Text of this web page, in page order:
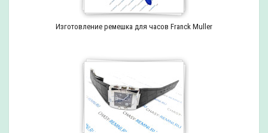
Изготовление ремешка для часов Franck Muller